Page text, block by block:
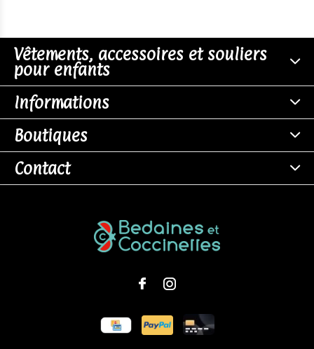
Vêtements, accessoires et souliers
pour enfants
Informations
Boutiques
Contact